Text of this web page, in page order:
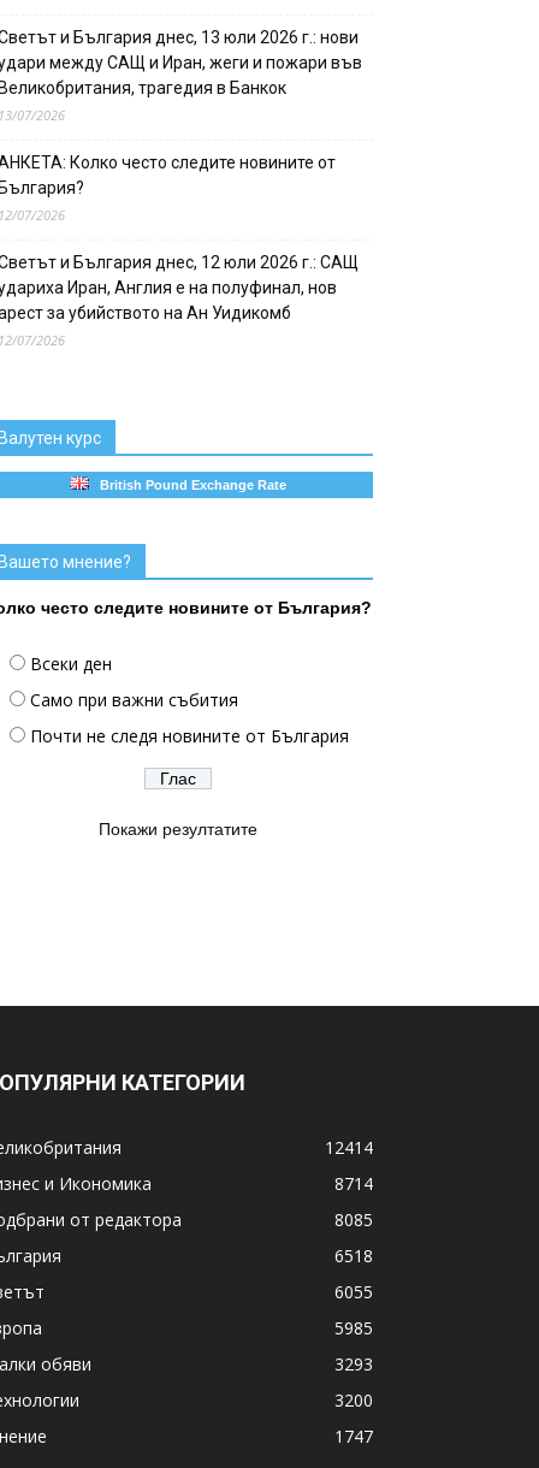
и България днес, 13 юли 2026 г.: нови
между САЩ и Иран, жеги и пожари във
трагедия в Банкок
07/2026
Колко често следите новините от
07/2026
и България днес, 12 юли 2026 г.: САЩ
Иран, Англия е на полуфинал, нов
за убийството на Ан Уидикомб
07/2026
курс
British Pound Exchange Rate
мнение?
често следите новините от България?
Всеки ден
Само при важни събития
Почти не следя новините от България
Покажи резултатите
КАТЕГОРИИ
12414
и Икономика
8714
от редактора
8085
6518
6055
5985
обяви
3293
3200
1747